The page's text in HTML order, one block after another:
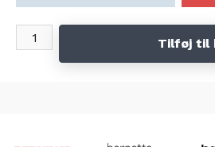
Tilføj til